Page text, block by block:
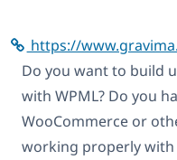
https://
Do you want to build
with WPML? Do you
WooCommerce or
working properly with